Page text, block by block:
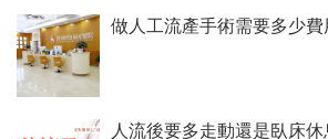
做人工流產手術需要多少費
人流後要多走動還是臥床休